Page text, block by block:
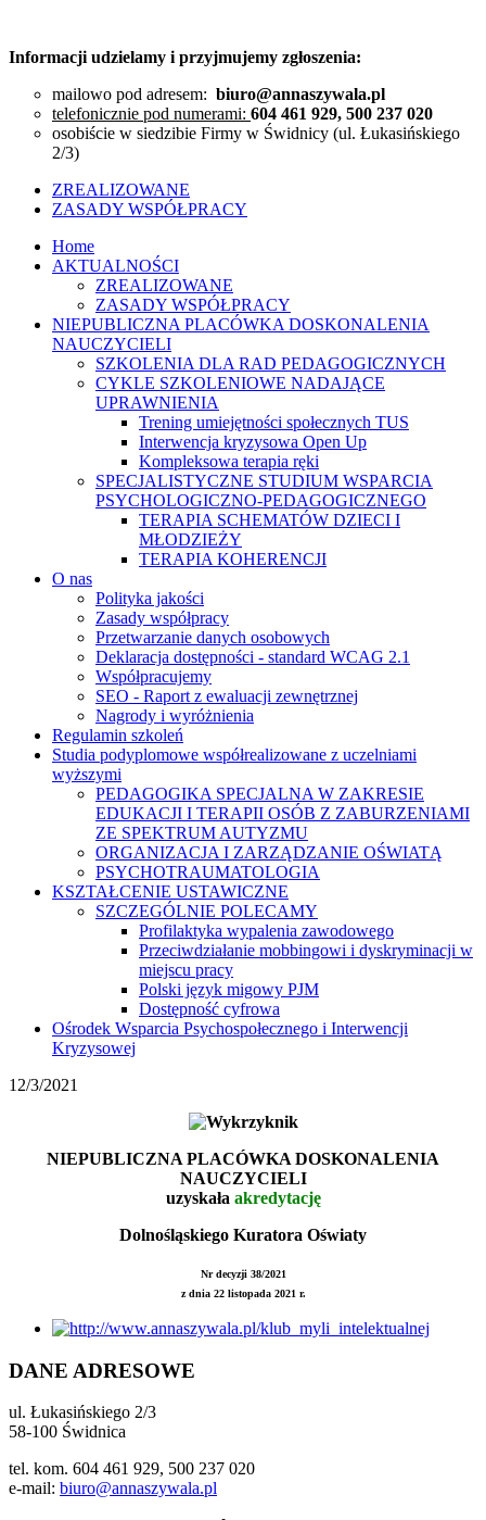
Informacji udzielamy i przyjmujemy zgłoszenia:
mailowo pod adresem: biuro@annaszywala.pl
telefonicznie pod numerami: 604 461 929, 500 237 020
osobiście w siedzibie Firmy w Świdnicy (ul. Łukasińskiego
2/3)
ZREALIZOWANE
ZASADY WSPÓŁPRACY
Home
AKTUALNOŚCI
ZREALIZOWANE
ZASADY WSPÓŁPRACY
NIEPUBLICZNA PLACÓWKA DOSKONALENIA
NAUCZYCIELI
SZKOLENIA DLA RAD PEDAGOGICZNYCH
CYKLE SZKOLENIOWE NADAJĄCE
UPRAWNIENIA
Trening umiejętności społecznych TUS
Interwencja kryzysowa Open Up
Kompleksowa terapia ręki
SPECJALISTYCZNE STUDIUM WSPARCIA
PSYCHOLOGICZNO-PEDAGOGICZNEGO
TERAPIA SCHEMATÓW DZIECI I
MŁODZIEŻY
TERAPIA KOHERENCJI
O nas
Polityka jakości
Zasady współpracy
Przetwarzanie danych osobowych
Deklaracja dostępności - standard WCAG 2.1
Współpracujemy
SEO - Raport z ewaluacji zewnętrznej
Nagrody i wyróżnienia
Regulamin szkoleń
Studia podyplomowe współrealizowane z uczelniami
wyższymi
PEDAGOGIKA SPECJALNA W ZAKRESIE
EDUKACJI I TERAPII OSÓB Z ZABURZENIAMI
ZE SPEKTRUM AUTYZMU
ORGANIZACJA I ZARZĄDZANIE OŚWIATĄ
PSYCHOTRAUMATOLOGIA
KSZTAŁCENIE USTAWICZNE
SZCZEGÓLNIE POLECAMY
Profilaktyka wypalenia zawodowego
Przeciwdziałanie mobbingowi i dyskryminacji w
miejscu pracy
Polski język migowy PJM
Dostępność cyfrowa
Ośrodek Wsparcia Psychospołecznego i Interwencji
Kryzysowej
12/3/2021
NIEPUBLICZNA PLACÓWKA DOSKONALENIA
NAUCZYCIELI
uzyskała akredytację
Dolnośląskiego Kuratora Oświaty
Nr decyzji 38/2021
z dnia 22 listopada 2021 r.
DANE ADRESOWE
ul. Łukasińskiego 2/3
58-100 Świdnica
tel. kom. 604 461 929, 500 237 020
e-mail: biuro@annaszywala.pl